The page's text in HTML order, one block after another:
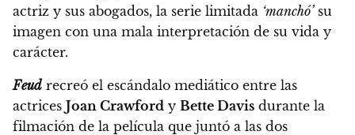
actriz y sus abogados, la serie limitada ‘manchó’su
imagen con una mala interpretación de su vida y
carácter.
Feud recreó el escándalo mediático entre las
actrices Joan Crawford y Bette Davis durante la
filmación de la película que juntó a las dos